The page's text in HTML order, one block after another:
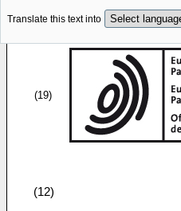
Translate this text into
(19)
(12)